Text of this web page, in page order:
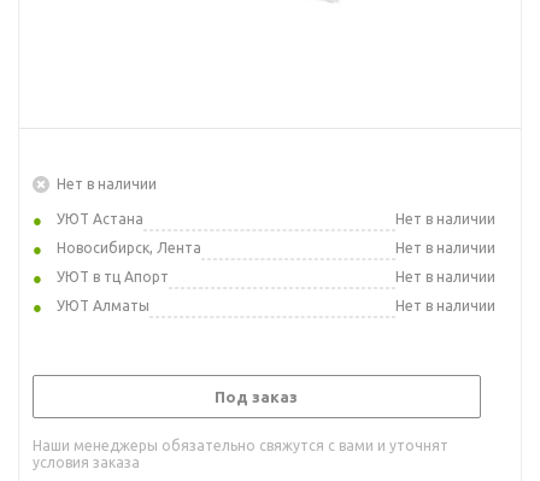
Нет в наличии
УЮТ Астана
Нет в наличии
Новосибирск, Лента
Нет в наличии
УЮТ в тц Апорт
Нет в наличии
УЮТ Алматы
Нет в наличии
Под заказ
Наши менеджеры обязательно свяжутся с вами и уточнят
условия заказа